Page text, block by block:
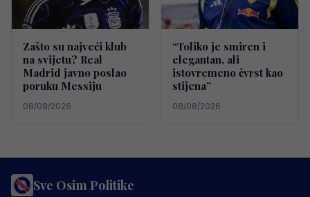
Zašto su najveći klub
na svijetu? Real
Madrid javno poslao
poruku Messiju
08/08/2026
“Toliko je smiren i
elegantan, ali
istovremeno čvrst kao
stijena”
08/08/2026
Sve Osim Politike